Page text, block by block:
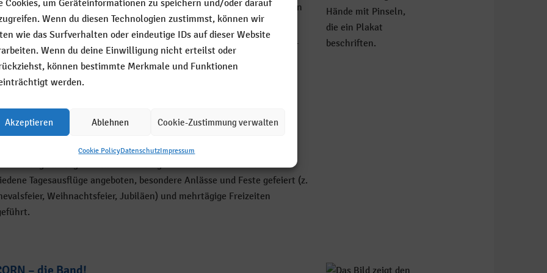
Cookies, um Geräteinformationen zu speichern und/oder darauf
Wenn du diesen Technologien zustimmst, können wir
wie das Surfverhalten oder eindeutige IDs auf dieser Website
Wenn du deine Einwilligung nicht erteilst oder
können bestimmte Merkmale und Funktionen
werden.
Akzeptieren Ablehnen Cookie-Zustimmung verwalten
Cookie PolicyDatenschutzImpressum
Sportraum für Krankengymnastik, die durch externe Therapeut*innen
wird, genutzt werden.
in der Woche findet eine Hundetherapie statt, die ebenfalls von einer
Therapeutin angeboten wird.
besteht auch die Möglichkeit, Räumlichkeiten für anderweitige
wie z.B. Sprachtherapie zur Verfügung gestellt zu bekommen.
regelmäßig stattfindenden Angeboten werden im Jahr
Tagesausflüge angeboten, besondere Anlässe und Feste gefeiert (z.
Weihnachtsfeier, Jubiläen) und mehrtägige Freizeiten